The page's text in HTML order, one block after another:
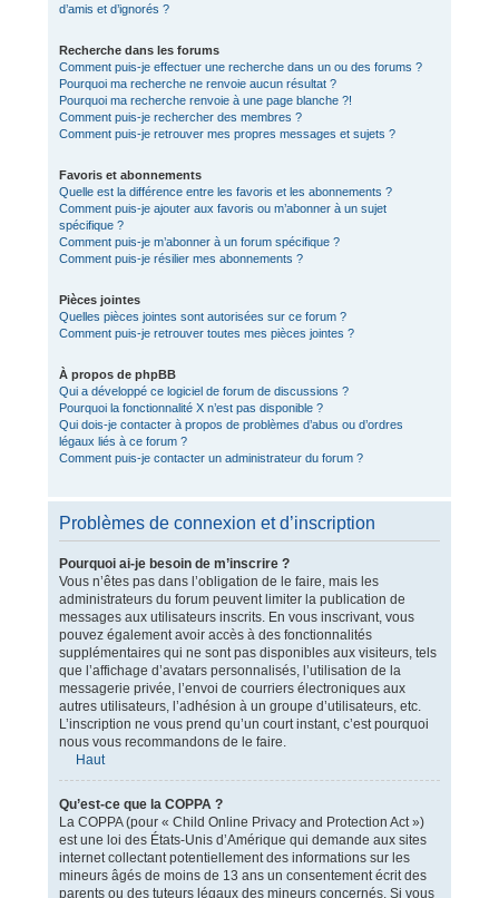
d’amis et d’ignorés ?
Recherche dans les forums
Comment puis-je effectuer une recherche dans un ou des forums ?
Pourquoi ma recherche ne renvoie aucun résultat ?
Pourquoi ma recherche renvoie à une page blanche ?!
Comment puis-je rechercher des membres ?
Comment puis-je retrouver mes propres messages et sujets ?
Favoris et abonnements
Quelle est la différence entre les favoris et les abonnements ?
Comment puis-je ajouter aux favoris ou m’abonner à un sujet
spécifique ?
Comment puis-je m’abonner à un forum spécifique ?
Comment puis-je résilier mes abonnements ?
Pièces jointes
Quelles pièces jointes sont autorisées sur ce forum ?
Comment puis-je retrouver toutes mes pièces jointes ?
À propos de phpBB
Qui a développé ce logiciel de forum de discussions ?
Pourquoi la fonctionnalité X n’est pas disponible ?
Qui dois-je contacter à propos de problèmes d’abus ou d’ordres
légaux liés à ce forum ?
Comment puis-je contacter un administrateur du forum ?
Problèmes de connexion et d’inscription
Pourquoi ai-je besoin de m’inscrire ?
Vous n’êtes pas dans l’obligation de le faire, mais les
administrateurs du forum peuvent limiter la publication de
messages aux utilisateurs inscrits. En vous inscrivant, vous
pouvez également avoir accès à des fonctionnalités
supplémentaires qui ne sont pas disponibles aux visiteurs, tels
que l’affichage d’avatars personnalisés, l’utilisation de la
messagerie privée, l’envoi de courriers électroniques aux
autres utilisateurs, l’adhésion à un groupe d’utilisateurs, etc.
L’inscription ne vous prend qu’un court instant, c’est pourquoi
nous vous recommandons de le faire.
Haut
Qu’est-ce que la COPPA ?
La COPPA (pour « Child Online Privacy and Protection Act »)
est une loi des États-Unis d’Amérique qui demande aux sites
internet collectant potentiellement des informations sur les
mineurs âgés de moins de 13 ans un consentement écrit des
parents ou des tuteurs légaux des mineurs concernés. Si vous